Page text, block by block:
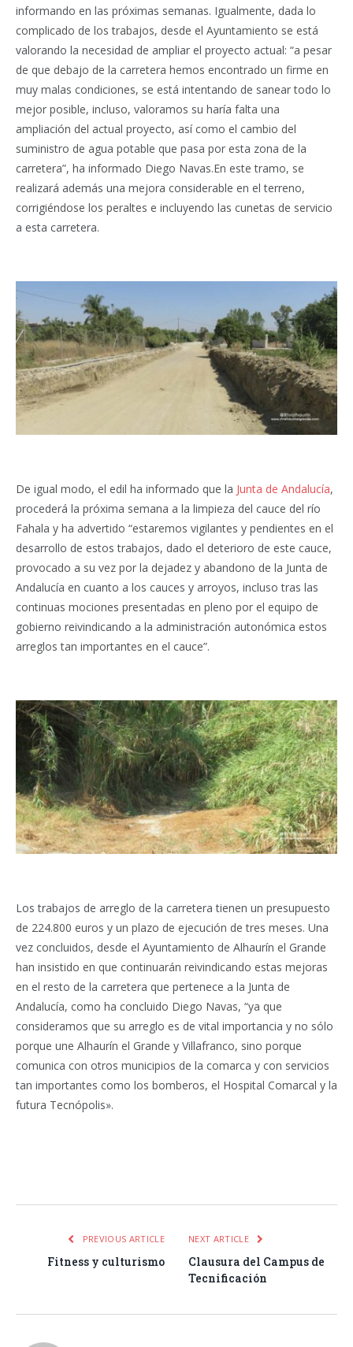
informando en las próximas semanas. Igualmente, dada lo
complicado de los trabajos, desde el Ayuntamiento se está
valorando la necesidad de ampliar el proyecto actual: “a pesar
de que debajo de la carretera hemos encontrado un firme en
muy malas condiciones, se está intentando de sanear todo lo
mejor posible, incluso, valoramos su haría falta una
ampliación del actual proyecto, así como el cambio del
suministro de agua potable que pasa por esta zona de la
carretera”, ha informado Diego Navas.En este tramo, se
realizará además una mejora considerable en el terreno,
corrigiéndose los peraltes e incluyendo las cunetas de servicio
a esta carretera.
De igual modo, el edil ha informado que la Junta de Andalucía,
procederá la próxima semana a la limpieza del cauce del río
Fahala y ha advertido “estaremos vigilantes y pendientes en el
desarrollo de estos trabajos, dado el deterioro de este cauce,
provocado a su vez por la dejadez y abandono de la Junta de
Andalucía en cuanto a los cauces y arroyos, incluso tras las
continuas mociones presentadas en pleno por el equipo de
gobierno reivindicando a la administración autonómica estos
arreglos tan importantes en el cauce”.
Los trabajos de arreglo de la carretera tienen un presupuesto
de 224.800 euros y un plazo de ejecución de tres meses. Una
vez concluidos, desde el Ayuntamiento de Alhaurín el Grande
han insistido en que continuarán reivindicando estas mejoras
en el resto de la carretera que pertenece a la Junta de
Andalucía, como ha concluido Diego Navas, “ya que
consideramos que su arreglo es de vital importancia y no sólo
porque une Alhaurín el Grande y Villafranco, sino porque
comunica con otros municipios de la comarca y con servicios
tan importantes como los bomberos, el Hospital Comarcal y la
futura Tecnópolis».
PREVIOUS ARTICLE
Fitness y culturismo
NEXT ARTICLE
Clausura del Campus de
Tecnificación